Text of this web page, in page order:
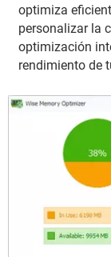
optimiza
personalizar la
optimización
rendimiento de